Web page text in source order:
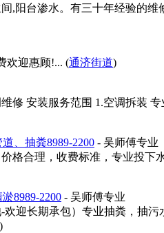
,阳台渗水。有三十年经验的
欢迎惠顾!... (通济街道)
修 安装服务范围 1.空调拆装
、抽粪8989-2200 - 吴师傅专业
格合理，收费标准，专业投
8989-2200 - 吴师傅专业
迎长期承包）专业抽粪，抽
)